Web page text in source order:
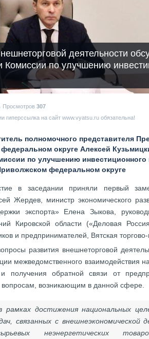
деятельности
Комиссии по улучшению
Просмотров 307
гиперссылка на сайт www.vyatsu.ru обязательна!
полномочного представителя
округе Алексей
по улучшению инвестиционного
федеральном округе
в заседании приняли первый
Жердев, министр экономического
экспорта» Елена Зыкова,
Кировской области («Деловая
и предпринимателей, Вятская
развития внешнеторговой
межведомственного взаимодействия
получения обратной связи от
возникающим в данной сфере.
рамках достижения национальных
связанных с
неэнергетических